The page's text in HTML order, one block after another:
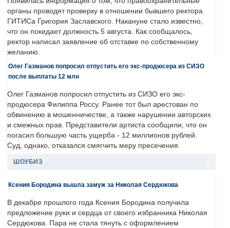
органы проводят проверку в отношении бывшего ректора
ГИТИСа Григория Заславского. Накануне стало известно,
что он покидает должность 5 августа. Как сообщалось,
ректор написал заявление об отставке по собственному
желанию.
Олег Газманов попросил отпустить его экс-продюсера из СИЗО
после выплаты 12 млн
Олег Газманов попросил отпустить из СИЗО его экс-
продюсера Филиппа Россу. Ранее тот был арестован по
обвинению в мошенничестве, а также нарушении авторских
и смежных прав. Представители артиста сообщили, что он
погасил большую часть ущерба - 12 миллионов рублей.
Суд, однако, отказался смягчить меру пресечения.
ШОУБИЗ
Ксения Бородина вышла замуж за Николая Сердюкова
В декабре прошлого года Ксения Бородина получила
предложение руки и сердца от своего избранника Николая
Сердюкова. Пара не стала тянуть с оформлением